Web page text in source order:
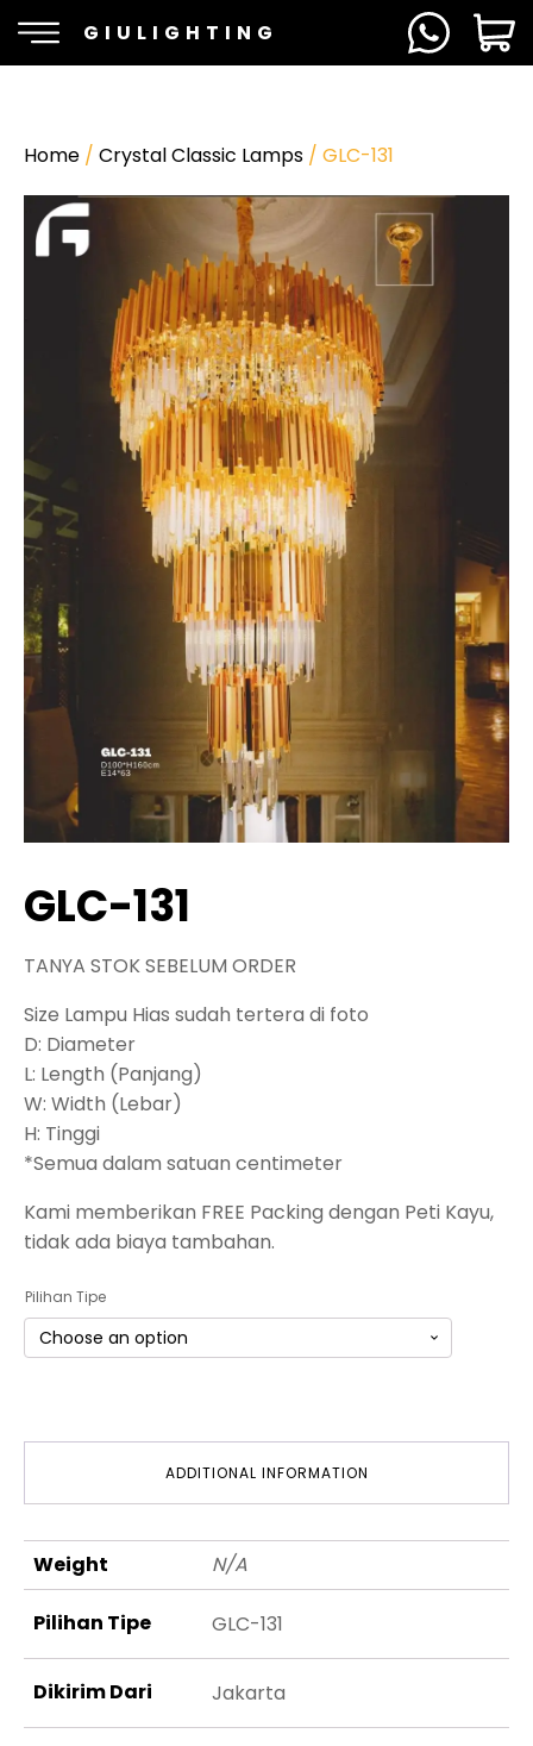
GIULIGHTING
Home / Crystal Classic Lamps / GLC-131
GLC-131
TANYA STOK SEBELUM ORDER
Size Lampu Hias sudah tertera di foto
D: Diameter
L: Length (Panjang)
W: Width (Lebar)
H: Tinggi
*Semua dalam satuan centimeter
Kami memberikan FREE Packing dengan Peti Kayu,
tidak ada biaya tambahan.
Pilihan Tipe
ADDITIONAL INFORMATION
Weight N/A
Pilihan Tipe GLC-131
Dikirim Dari Jakarta